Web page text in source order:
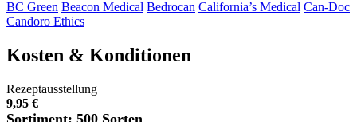
BC Green Beacon Medical Bedrocan California’s Medical Can-Doc
Candoro Ethics
Kosten & Konditionen
Rezeptausstellung
9,95 €
Sortiment: 500 Sorten